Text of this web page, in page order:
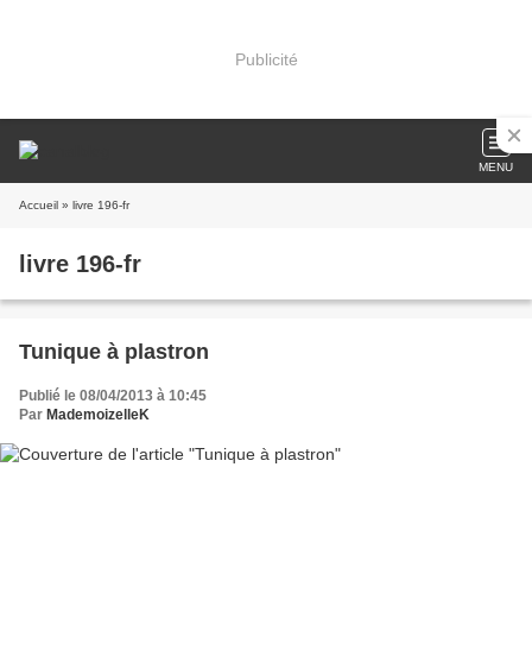
Publicité
MENU
Accueil » livre 196-fr
livre 196-fr
Tunique à plastron
Publié le 08/04/2013 à 10:45
Par MademoizelleK